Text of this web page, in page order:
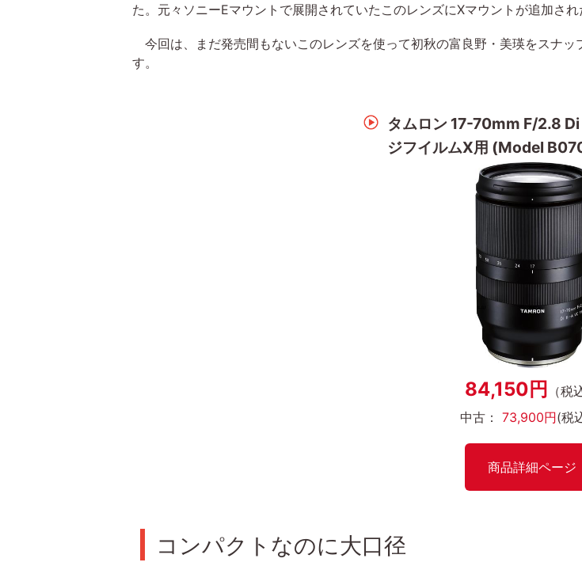
た。元々ソニーEマウントで展開されていたこのレンズにXマウントが追加され
今回は、まだ発売間もないこのレンズを使って初秋の富良野・美瑛をスナ
す。
タムロン 17-70mm F/2.8
ジフイルムX用 (Model
84,150円
（税
中古： 73,900円(税
商品詳細ページ
コンパクトなのに大口径